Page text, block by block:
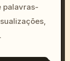
palavras-